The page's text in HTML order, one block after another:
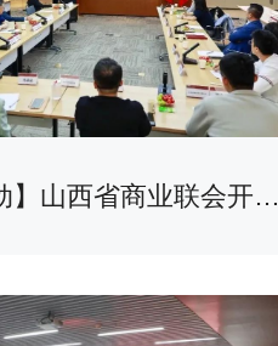
【会员活动】山西省商业联会开展企业用工法律风险防范研讨沙龙